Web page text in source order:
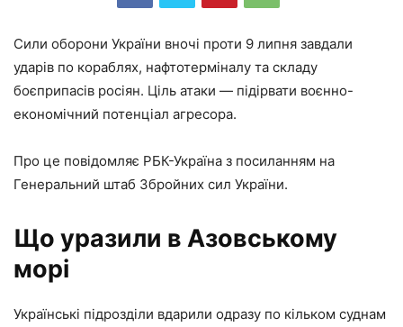
Сили оборони України вночі проти 9 липня завдали
ударів по кораблях, нафтотерміналу та складу
боєприпасів росіян. Ціль атаки — підірвати воєнно-
економічний потенціал агресора.
Про це повідомляє РБК-Україна з посиланням на
Генеральний штаб Збройних сил України.
Що уразили в Азовському
морі
Українські підрозділи вдарили одразу по кільком суднам